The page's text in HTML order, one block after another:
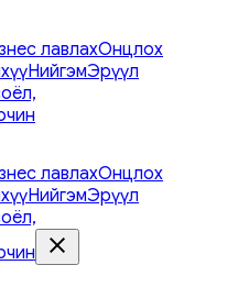
лавлахОнцлох
НийгэмЭрүүл
лавлахОнцлох
НийгэмЭрүүл